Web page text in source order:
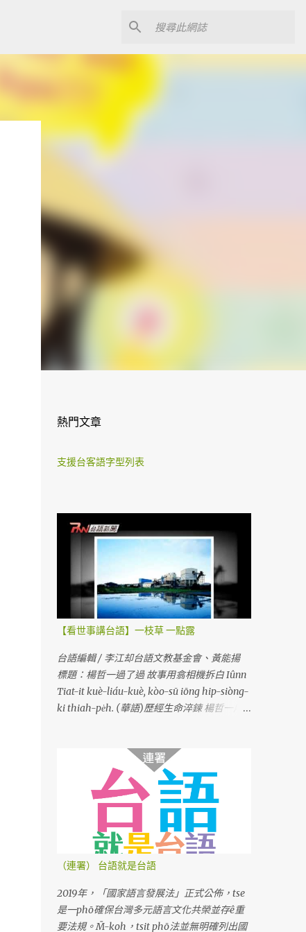
熱門文章
支援台客語字型列表
【看世事講台語】一枝草 一點露
台語編輯 / 李江却台語文教基金會、黃能揚
標題：楊哲一過了過 故事用翕相機拆白 Iûnn
Tiat-it kuè-liáu-kuè, kòo-sū iōng hip-siòng-
ki thiah-pe̍h. (華語)歷經生命淬鍊 楊哲一用
（連署） 台語就是台語
2019年，「國家語言發展法」正式公佈，tse
是一phō確保台灣多元語言文化共榮並存ê重
要法規。M̄-koh，tsit phō法並無明確列出國